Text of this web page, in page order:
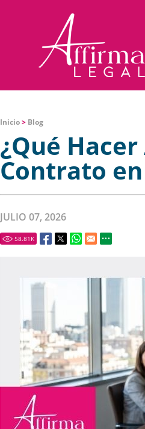
Inicio> Blog
¿Qué
Contrato
JULIO 07, 2026
58.81 K